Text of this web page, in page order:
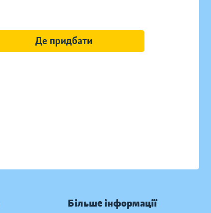
Де придбати
Більше інформації